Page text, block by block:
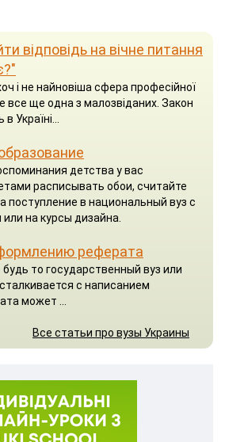
відповідь на вічне питання
і не найновіша сфера професійної
все ще одна з малозвіданих. Закон
Україні...
детства у вас
расписывать обои, считайте
поступление в национальный вуз с
на курсы дизайна.
реферата
то государственный вуз или
с написанием
может ...
Все статьи про вузы Украины